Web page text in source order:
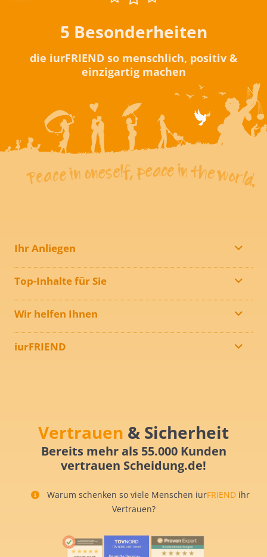
5 Besonderheiten
die iurFRIEND so menschlich, positiv &
einzigartig machen
Ihr Anliegen
Top-Inhalte für Sie
Wir helfen Ihnen
iurFRIEND
Vertrauen & Sicherheit
Bereits mehr als 55.000 Kunden
vertrauen Scheidung.de!
Warum schenken so viele Menschen iurFRIEND ihr
Vertrauen?